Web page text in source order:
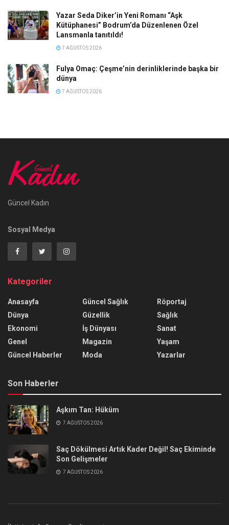
Yazar Seda Diker’in Yeni Romanı “Aşk
Kütüphanesi” Bodrum’da Düzenlenen Özel
Lansmanla tanıtıldı!
7 AĞUSTOS 2026
Fulya Omaç: Çeşme’nin derinliklerinde başka bir
dünya
7 AĞUSTOS 2026
Güncel Kadın
Sosyal Medya
Kategoriler
Anasayfa
Dünya
Ekonomi
Genel
Güncel Haberler
Güncel Sağlık
Güzellik
İş Dünyası
Magazin
Moda
Röportaj
Sağlık
Sanat
Yaşam
Yazarlar
Son Haberler
Aşkım Tan: Hüküm
7 AĞUSTOS 2026
Saç Dökülmesi Artık Kader Değil! Saç Ekiminde
Son Gelişmeler
7 AĞUSTOS 2026